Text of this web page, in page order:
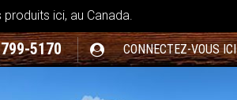
ici, au Canada.
5170 CONNECTEZ-VOUS ICI